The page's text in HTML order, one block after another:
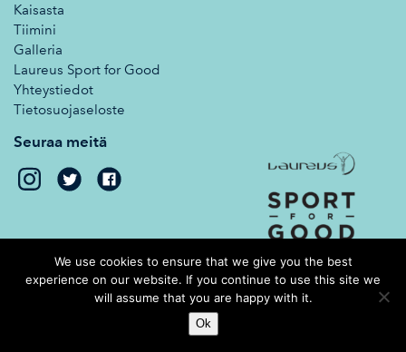
Kaisasta
Tiimini
Galleria
Laureus Sport for Good
Yhteystiedot
Tietosuojaseloste
Seuraa meitä
Kaisa
Sali
Kaisa
Sali
© 2026 Kaisa Sali. Crafted byPixels
We use cookies to ensure that we give you the best
experience on our website. If you continue to use this site we
will assume that you are happy with it.
Ok